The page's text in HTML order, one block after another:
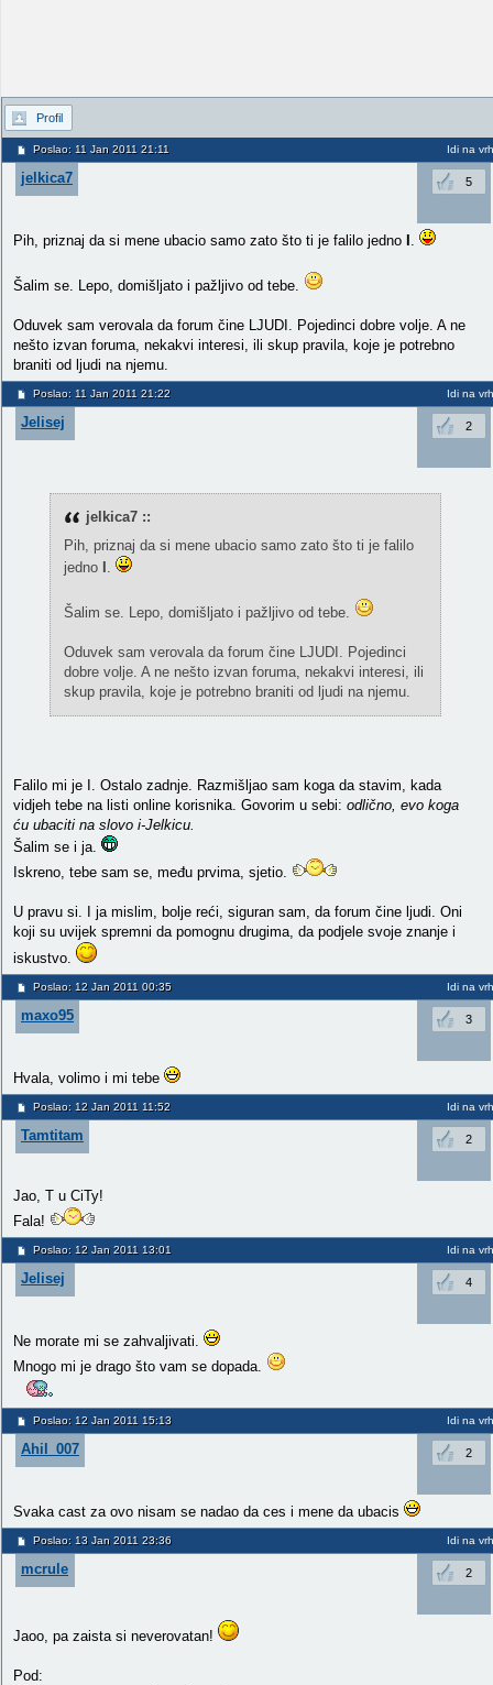
Profil
Poslao: 11 Jan 2011 21:11 Idi na vrh
jelkica7 5
Pih, priznaj da si mene ubacio samo zato što ti je falilo jedno .
Šalim se. Lepo, domišljato i pažljivo od tebe.
Oduvek sam verovala da forum čine LJUDI. Pojedinci dobre volje. A ne
nešto izvan foruma, nekakvi interesi, ili skup pravila, koje je potrebno
braniti od ljudi na njemu.
Poslao: 11 Jan 2011 21:22 Idi na vrh
Jelisej 2
jelkica7 ::
Pih, priznaj da si mene ubacio samo zato što ti je falilo
jedno .
Šalim se. Lepo, domišljato i pažljivo od tebe.
Oduvek sam verovala da forum čine LJUDI. Pojedinci
dobre volje. A ne nešto izvan foruma, nekakvi interesi, ili
skup pravila, koje je potrebno braniti od ljudi na njemu.
Falilo mi je I. Ostalo zadnje. Razmišljao sam koga da stavim, kada
vidjeh tebe na listi online korisnika. Govorim u sebi: odlično, evo koga
ću ubaciti na slovo i-Jelkicu.
Šalim se i ja.
Iskreno, tebe sam se, među prvima, sjetio.
U pravu si. I ja mislim, bolje reći, siguran sam, da forum čine ljudi. Oni
koji su uvijek spremni da pomognu drugima, da podjele svoje znanje i
iskustvo.
Poslao: 12 Jan 2011 00:35 Idi na vrh
maxo95 3
Hvala, volimo i mi tebe
Poslao: 12 Jan 2011 11:52 Idi na vrh
Tamtitam 2
Jao, T u CiTy!
Fala!
Poslao: 12 Jan 2011 13:01 Idi na vrh
Jelisej 4
Ne morate mi se zahvaljivati.
Mnogo mi je drago što vam se dopada.
Poslao: 12 Jan 2011 15:13 Idi na vrh
Ahil_007 2
Svaka cast za ovo nisam se nadao da ces i mene da ubacis
Poslao: 13 Jan 2011 23:36 Idi na vrh
mcrule 2
Jaoo, pa zaista si neverovatan!
Pod: